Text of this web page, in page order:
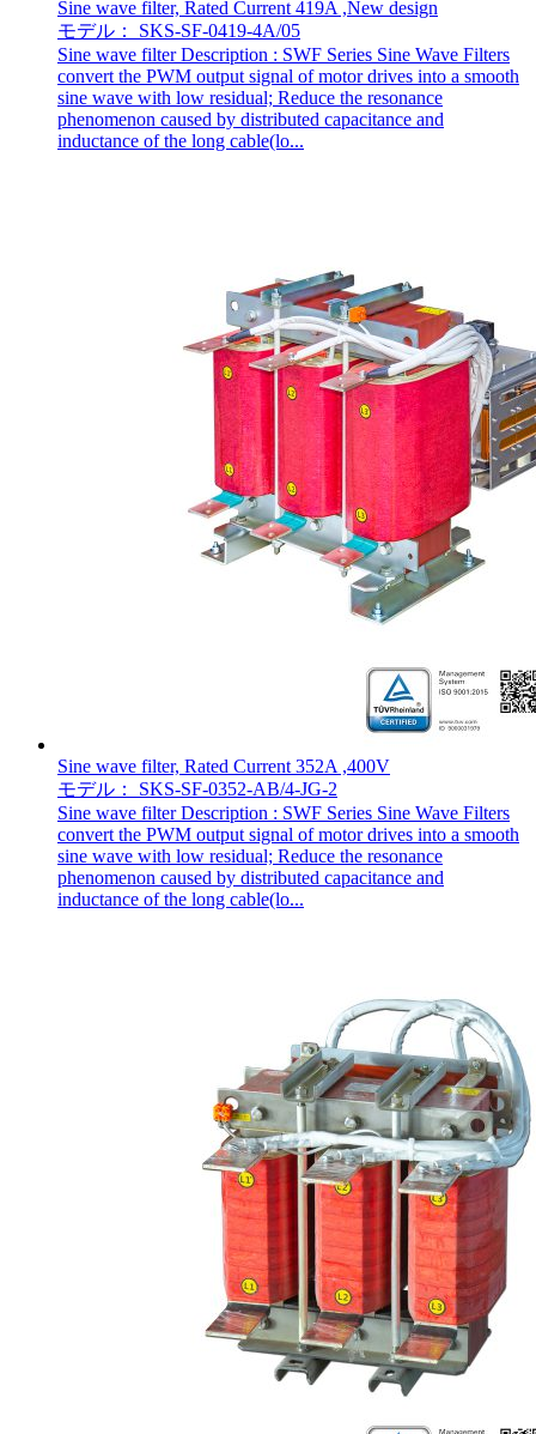
Sine wave filter, Rated Current 419A ,New design
モデル： SKS-SF-0419-4A/05
Sine wave filter Description : SWF Series Sine Wave Filters
convert the PWM output signal of motor drives into a smooth
sine wave with low residual; Reduce the resonance
phenomenon caused by distributed capacitance and
inductance of the long cable(lo...
Sine wave filter, Rated Current 352A ,400V
モデル： SKS-SF-0352-AB/4-JG-2
Sine wave filter Description : SWF Series Sine Wave Filters
convert the PWM output signal of motor drives into a smooth
sine wave with low residual; Reduce the resonance
phenomenon caused by distributed capacitance and
inductance of the long cable(lo...